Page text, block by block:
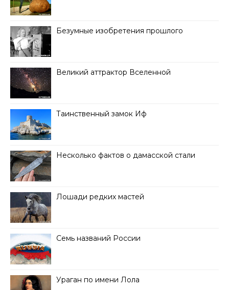
Безумные изобретения прошлого
Великий аттрактор Вселенной
Таинственный замок Иф
Несколько фактов о дамасской стали
Лошади редких мастей
Семь названий России
Ураган по имени Лола